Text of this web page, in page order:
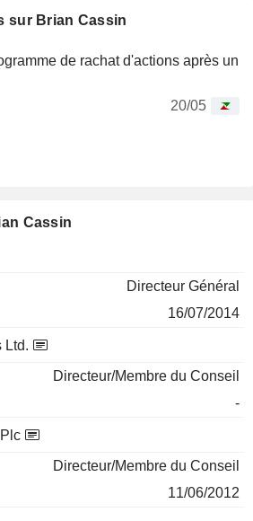
sur Brian Cassin
de rachat d'actions après un
20/05
Cassin
Directeur Général
16/07/2014
Ltd.
Directeur/Membre du Conseil
-
Directeur/Membre du Conseil
11/06/2012